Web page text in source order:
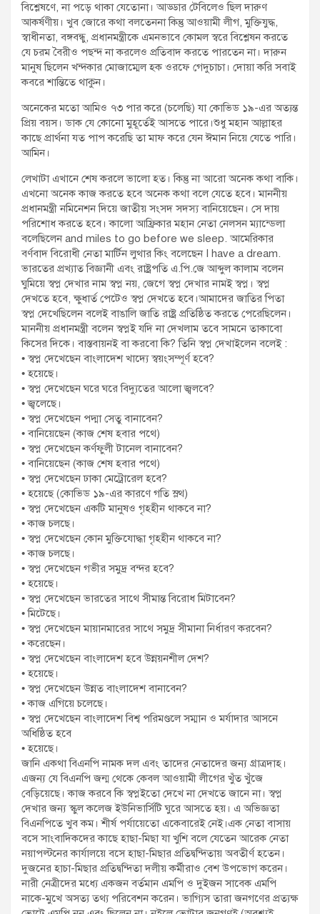
বিশ্লেষণে, না পড়ে থাকা যেতোনা। আড্ডার টেবিলেও ছিল দারুণ
আকর্ষণীয়। খুব জোরে কথা বলতেননা কিন্তু আওয়ামী লীগ, মুক্তিযুদ্ধ,
স্বাধীনতা, বঙ্গবন্ধু, প্রধানমন্ত্রীকে এমনভাবে কোমল স্বরে বিশ্লেষন করতে
যে চরম বৈরীও পছন্দ না করলেও প্রতিবাদ করতে পারতেন না। দারুন
মানুষ ছিলেন খন্দকার মোজাম্মেল হক ওরফে গেদুচাচা। দোয়া করি সবাই
কবরে শান্তিতে থাকুন।
অনেকের মতো আমিও ৭৩ পার করে (চলেছি) যা কোভিড ১৯-এর অত্যন্ত
প্রিয় বয়স। ডাক যে কোনো মুহূর্তেই আসতে পারে।শুধু মহান আল্লাহর
কাছে প্রার্থনা যত পাপ করেছি তা মাফ করে যেন ঈমান নিয়ে যেতে পারি।
আমিন।
লেখাটা এখানে শেষ করলে ভালো হত। কিন্তু না আরো অনেক কথা বাকি।
এখনো অনেক কাজ করতে হবে অনেক কথা বলে যেতে হবে। মাননীয়
প্রধানমন্ত্রী নমিনেশন দিয়ে জাতীয় সংসদ সদস্য বানিয়েছেন। সে দায়
পরিশোধ করতে হবে। কালো আফ্রিকার মহান নেতা নেলসন ম্যান্ডেলা
বলেছিলেন and miles to go before we sleep. আমেরিকার
বর্ণবাদ বিরোধী নেতা মার্টিন লুথার কিং বলেছেন I have a dream.
ভারতের প্রখ্যাত বিজ্ঞানী এবং রাষ্ট্রপতি এ.পি.জে আব্দুল কালাম বলেন
ঘুমিয়ে স্বপ্ন দেখার নাম স্বপ্ন নয়, জেগে স্বপ্ন দেখার নামই স্বপ্ন। স্বপ্ন
দেখতে হবে, ক্ষুধার্ত পেটেও স্বপ্ন দেখতে হবে।আমাদের জাতির পিতা
স্বপ্ন দেখেছিলেন বলেই বাঙালি জাতি রাষ্ট্র প্রতিষ্ঠিত করতে পেরেছিলেন।
মাননীয় প্রধানমন্ত্রী বলেন স্বপ্নই যদি না দেখলাম তবে সামনে তাকাবো
কিসের দিকে। বাস্তবায়নই বা করবো কি? তিনি স্বপ্ন দেখাইলেন বলেই :
• স্বপ্ন দেখেছেন বাংলাদেশ খাদ্যে স্বয়ংসম্পূর্ণ হবে?
• হয়েছে।
• স্বপ্ন দেখেছেন ঘরে ঘরে বিদ্যুতের আলো জ্বলবে?
• জ্বলেছে।
• স্বপ্ন দেখেছেন পদ্মা সেতু বানাবেন?
• বানিয়েছেন (কাজ শেষ হবার পথে)
• স্বপ্ন দেখেছেন কর্ণফুলী টানেল বানাবেন?
• বানিয়েছেন (কাজ শেষ হবার পথে)
• স্বপ্ন দেখেছেন ঢাকা মেট্রোরেল হবে?
• হয়েছে (কোভিড ১৯-এর কারণে গতি স্লথ)
• স্বপ্ন দেখেছেন একটি মানুষও গৃহহীন থাকবে না?
• কাজ চলছে।
• স্বপ্ন দেখেছেন কোন মুক্তিযোদ্ধা গৃহহীন থাকবে না?
• কাজ চলছে।
• স্বপ্ন দেখেছেন গভীর সমুদ্র বন্দর হবে?
• হয়েছে।
• স্বপ্ন দেখেছেন ভারতের সাথে সীমান্ত বিরোধ মিটাবেন?
• মিটেছে।
• স্বপ্ন দেখেছেন মায়ানমারের সাথে সমুদ্র সীমানা নির্ধারণ করবেন?
• করেছেন।
• স্বপ্ন দেখেছেন বাংলাদেশ হবে উন্নয়নশীল দেশ?
• হয়েছে।
• স্বপ্ন দেখেছেন উন্নত বাংলাদেশ বানাবেন?
• কাজ এগিয়ে চলেছে।
• স্বপ্ন দেখেছেন বাংলাদেশ বিশ্ব পরিমণ্ডলে সম্মান ও মর্যাদার আসনে
অধিষ্ঠিত হবে
• হয়েছে।
জানি একথা বিএনপি নামক দল এবং তাদের নেতাদের জন্য গ্রাত্রদাহ।
এজন্য যে বিএনপি জন্ম থেকে কেবল আওয়ামী লীগের খুঁত খুঁজে
বেড়িয়েছে। কাজ করবে কি স্বপ্নইতো দেখে না দেখতে জানে না। স্বপ্ন
দেখার জন্য স্কুল কলেজ ইউনিভার্সিটি ঘুরে আসতে হয়। এ অভিজ্ঞতা
বিএনপিতে খুব কম। শীর্ষ পর্যায়েতো একেবারেই নেই।এক নেতা বাসায়
বসে সাংবাদিকদের কাছে হাছা-মিছা যা খুশি বলে যেতেন আরেক নেতা
নয়াপল্টনের কার্যালয়ে বসে হাছা-মিছার প্রতিদ্বন্দিতায় অবতীর্ণ হতেন।
দুজনের হাচা-মিছার প্রতিদ্বন্দিতা দলীয় কর্মীরাও বেশ উপভোগ করেন।
নারী নেত্রীদের মধ্যে একজন বর্তমান এমপি ও দুইজন সাবেক এমপি
নাকে-মুখে অসত্য তথ্য পরিবেশন করেন। ভাগ্যিস তারা জনগণের প্রত্যক্ষ